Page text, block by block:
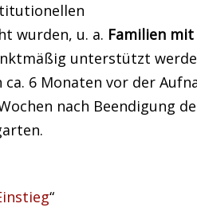
wurden, u. a. Familien mit
unterstützt
6 Monaten vor der
nach Beendigung
“